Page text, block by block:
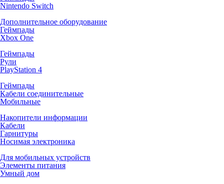
Nintendo Switch
Дополнительное оборудование
Геймпады
Xbox One
Геймпады
Рули
PlayStation 4
Геймпады
Кабели соединительные
Мобильные
Накопители информации
Кабели
Гарнитуры
Носимая электроника
Для мобильных устройств
Элементы питания
Умный дом